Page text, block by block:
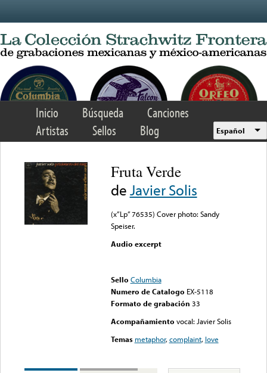
Inicio Búsqueda
Canciones
Artistas
Sellos Blog Español
Fruta Verde
deJavier Solis
(x”Lp” 76535) Cover photo: Sandy
Speiser.
Audio excerpt
Sello Columbia
Numero de Catalogo EX-5118
Formato de grabación 33
Acompañamiento vocal: Javier Solis
Temas metaphor,complaint, love